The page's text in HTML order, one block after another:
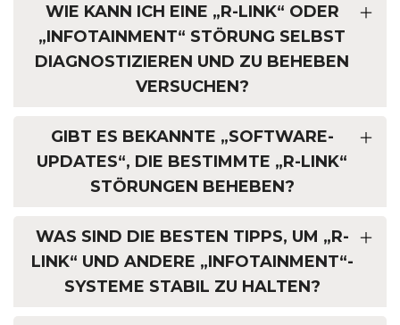
WIE KANN ICH EINE „R-LINK“ ODER
„INFOTAINMENT“ STÖRUNG SELBST
DIAGNOSTIZIEREN UND ZU BEHEBEN
VERSUCHEN?
GIBT ES BEKANNTE „SOFTWARE-
UPDATES“, DIE BESTIMMTE „R-LINK“
STÖRUNGEN BEHEBEN?
WAS SIND DIE BESTEN TIPPS, UM „R-
LINK“ UND ANDERE „INFOTAINMENT“-
SYSTEME STABIL ZU HALTEN?